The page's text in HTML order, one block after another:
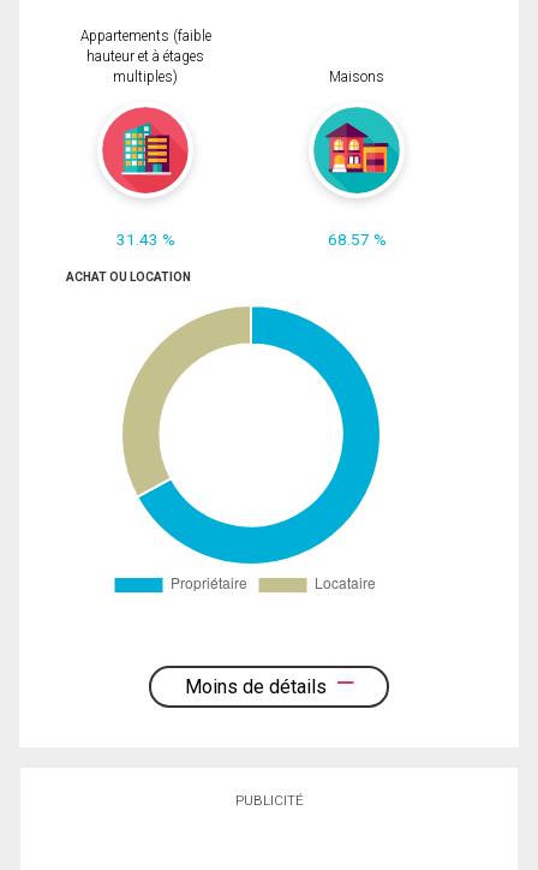
Appartements (faible
hauteur et à étages
multiples)
31.43 %
Maisons
68.57 %
ACHAT OU LOCATION
Moins de détails
PUBLICITÉ